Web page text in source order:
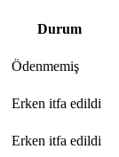
Durum
Ödenmemiş
Erken itfa edildi
Erken itfa edildi